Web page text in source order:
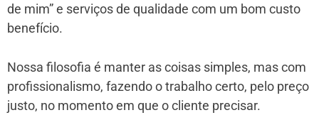
de mim” e serviços de qualidade com um bom custo
benefício.
Nossa filosofia é manter as coisas simples, mas com
profissionalismo, fazendo o trabalho certo, pelo preço
justo, no momento em que o cliente precisar.